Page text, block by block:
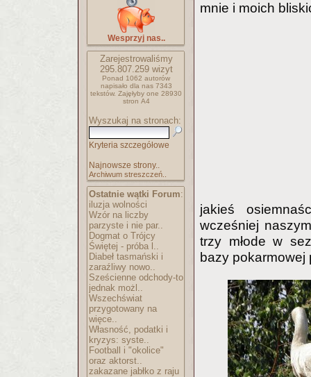
Wesprzyj nas..
Zarejestrowaliśmy
295.807.259wizyt
Ponad 1062 autorów
napisało dla nas 7343
tekstów. Zajęłyby one 28930
stron A4
Wyszukaj na stronach:
Kryteria szczegółowe
Najnowsze strony..
Archiwum streszczeń..
Ostatnie wątki Forum:
iluzja wolności
Wzór na liczby
parzyste i nie par..
Dogmat o Trójcy
Świętej - próba l..
Diabeł tasmański i
zaraźliwy nowo..
Sześcienne odchody-to
jednak możl..
Wszechświat
przygotowany na
więce..
Własność, podatki i
kryzys: syste..
Football i "okolice"
oraz aktorst..
zakazane jabłko z raju
mnie i moich
jakieś
wcześniej
trzy młode w
bazy pokarmowej